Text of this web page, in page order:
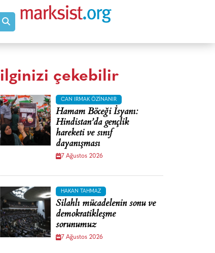
ilginizi çekebilir
CAN IRMAK ÖZINANIR
Hamam Böceği İsyanı:
Hindistan’da gençlik
hareketi ve sınıf
dayanışması
7 Ağustos 2026
HAKAN TAHMAZ
Silahlı mücadelenin sonu ve
demokratikleşme
sorunumuz
7 Ağustos 2026